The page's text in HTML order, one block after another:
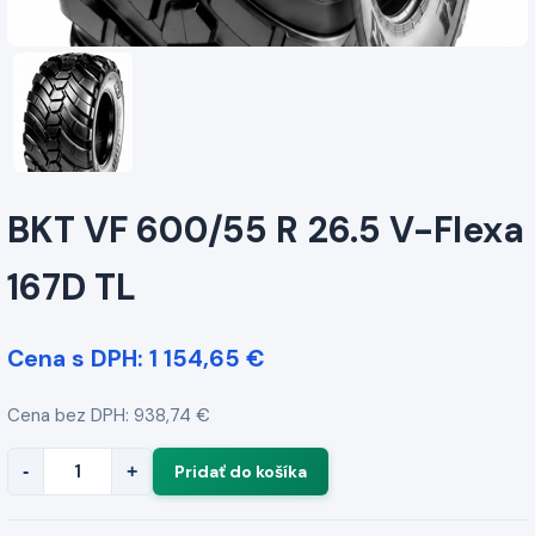
BKT VF 600/55 R 26.5 V-Flexa
167D TL
Cena s DPH: 1 154,65 €
Cena bez DPH: 938,74 €
- +